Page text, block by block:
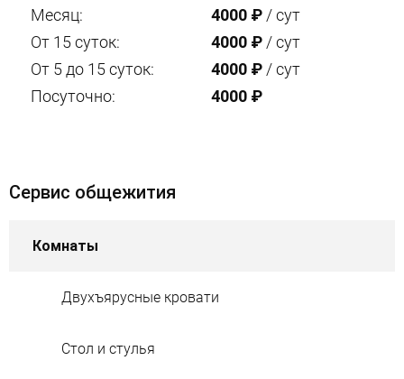
Месяц: 4000 ₽ / сут
От 15 суток:
4000 ₽ / сут
От 5 до 15 суток:
4000 ₽ / сут
Посуточно:
4000 ₽
Сервис общежития
Комнаты
Двухъярусные кровати
Стол и стулья